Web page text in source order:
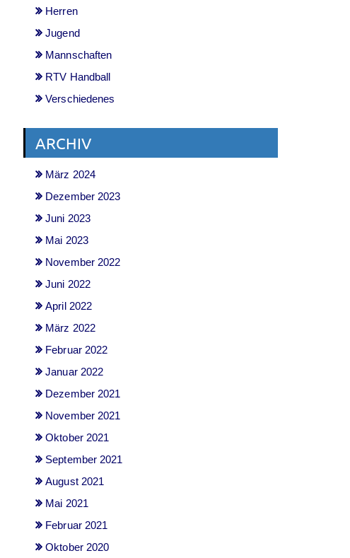
Herren
Jugend
Mannschaften
RTV Handball
Verschiedenes
ARCHIV
März 2024
Dezember 2023
Juni 2023
Mai 2023
November 2022
Juni 2022
April 2022
März 2022
Februar 2022
Januar 2022
Dezember 2021
November 2021
Oktober 2021
September 2021
August 2021
Mai 2021
Februar 2021
Oktober 2020